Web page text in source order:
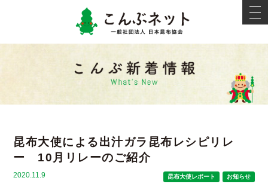
こんぶ
昆布大使による出汁ガラ昆布レシピリレ
ー 10月リレーのご紹介
2020.11.9 昆布大使レポート お知らせ
t
o
g
v
g